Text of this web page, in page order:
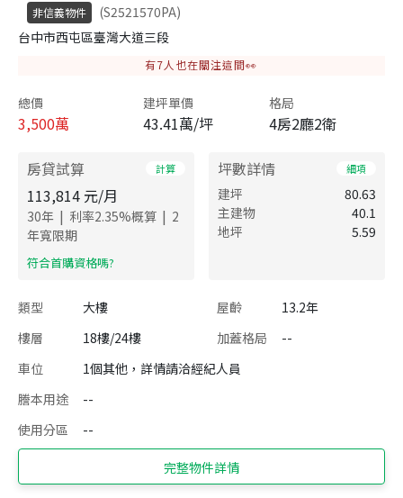
非信義物件
(S2521570PA)
台中市西屯區臺灣大道三段
有7人也在關注這間👀
總價
3,500萬
建坪單價
43.41萬/坪
格局
4房2廳2衛
房貸試算 計算
113,814 元/月
30年 | 利率2.35%概算 | 2
年寬限期
​符合首購資格嗎?
坪數詳情 細項
建坪
80.63
主建物
40.1
地坪
5.59
類型 大樓 屋齡
13.2年
樓層
18樓/24樓 加蓋格局
--
車位
1個其他，詳情請洽經紀人員
謄本用途
--
使用分區
--
完整物件詳情